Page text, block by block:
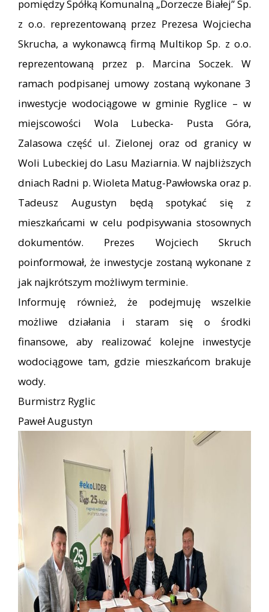
pomiędzy Spółką Komunalną „Dorzecze Białej” Sp.
z o.o. reprezentowaną przez Prezesa Wojciecha
Skrucha, a wykonawcą firmą Multikop Sp. z o.o.
reprezentowaną przez p. Marcina Soczek. W
ramach podpisanej umowy zostaną wykonane 3
inwestycje wodociągowe w gminie Ryglice – w
miejscowości Wola Lubecka- Pusta Góra,
Zalasowa część ul. Zielonej oraz od granicy w
Woli Lubeckiej do Lasu Maziarnia. W najbliższych
dniach Radni p. Wioleta Matug-Pawłowska oraz p.
Tadeusz Augustyn będą spotykać się z
mieszkańcami w celu podpisywania stosownych
dokumentów. Prezes Wojciech Skruch
poinformował, że inwestycje zostaną wykonane z
jak najkrótszym możliwym terminie.
Informuję również, że podejmuję wszelkie
możliwe działania i staram się o środki
finansowe, aby realizować kolejne inwestycje
wodociągowe tam, gdzie mieszkańcom brakuje
wody.
Burmistrz Ryglic
Paweł Augustyn